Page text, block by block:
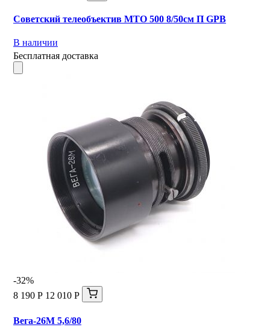
Советский телеобъектив МТО 500 8/50см П GPB
В наличии
Бесплатная доставка
-32%
8 190 Р 12 010 Р
Вега-26М 5,6/80